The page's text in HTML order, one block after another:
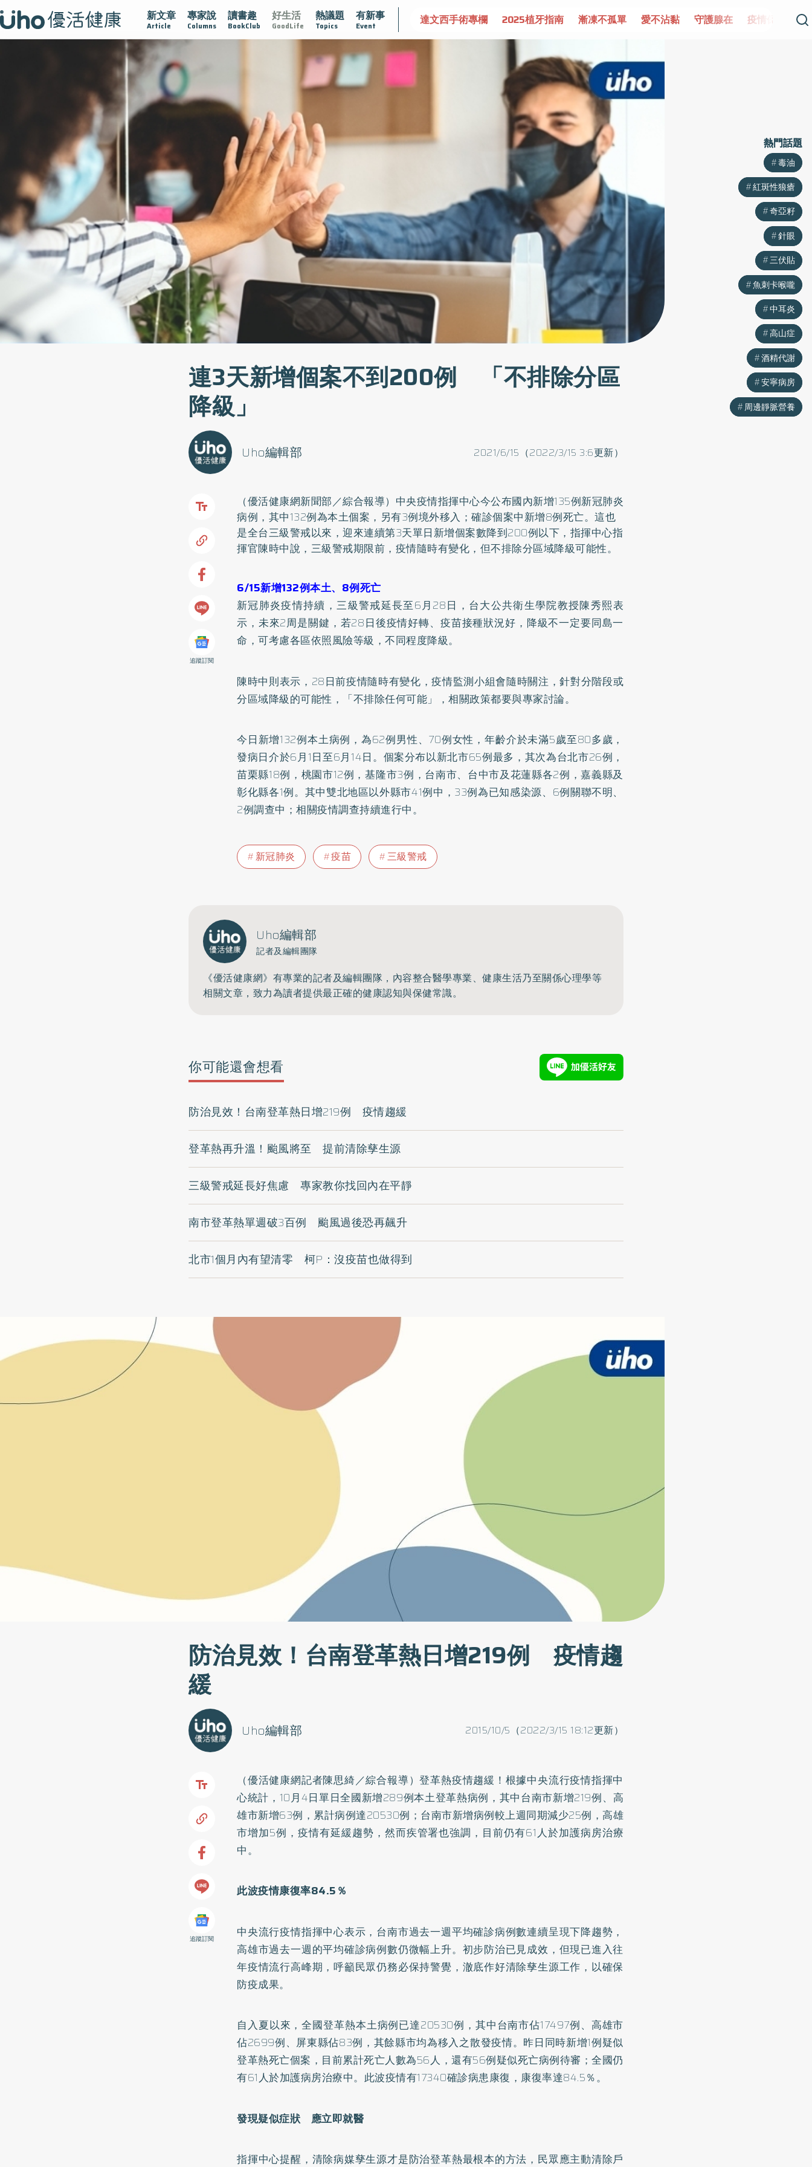
新文章
Article
專家說
Columns
讀書趣
BookClub
好生活
GoodLife
熱議題
Topics
有新事
Event
在 疫情保衛戰 再生醫學 愛的未來視 認識攝護腺肥大 守護骨骼健康 達文西手術專欄 2025植牙指南 漸凍不孤單 愛不沾黏 守護腺在 疫情保衛戰 再生醫學
連3天新增個案不到200例 「不排除分區
降級」
2021/6/15（2022/3/15 3:6更新）
Uho編輯部
追蹤訂閱
（優活健康網新聞部／綜合報導）中央疫情指揮中心今公布國內新增135例新冠肺炎
病例，其中132例為本土個案，另有3例境外移入；確診個案中新增8例死亡。這也
是全台三級警戒以來，迎來連續第3天單日新增個案數降到200例以下，指揮中心指
揮官陳時中說，三級警戒期限前，疫情隨時有變化，但不排除分區域降級可能性。
6/15新增132例本土、8例死亡
新冠肺炎疫情持續，三級警戒延長至6月28日，台大公共衛生學院教授陳秀熙表
示，未來2周是關鍵，若28日後疫情好轉、疫苗接種狀況好，降級不一定要同島一
命，可考慮各區依照風險等級，不同程度降級。
陳時中則表示，28日前疫情隨時有變化，疫情監測小組會隨時關注，針對分階段或
分區域降級的可能性，「不排除任何可能」，相關政策都要與專家討論。
今日新增132例本土病例，為62例男性、70例女性，年齡介於未滿5歲至80多歲，
發病日介於6月1日至6月14日。個案分布以新北市65例最多，其次為台北市26例，
苗栗縣18例，桃園市12例，基隆市3例，台南市、台中市及花蓮縣各2例，嘉義縣及
彰化縣各1例。其中雙北地區以外縣市41例中，33例為已知感染源、6例關聯不明、
2例調查中；相關疫情調查持續進行中。
新冠肺炎 疫苗 三級警戒
Uho編輯部
記者及編輯團隊
《優活健康網》有專業的記者及編輯團隊，內容整合醫學專業、健康生活乃至關係心理學等
相關文章，致力為讀者提供最正確的健康認知與保健常識。
你可能還會想看
防治見效！台南登革熱日增219例 疫情趨緩
登革熱再升溫！颱風將至 提前清除孳生源
三級警戒延長好焦慮 專家教你找回內在平靜
南市登革熱單週破3百例 颱風過後恐再飆升
北市1個月內有望清零 柯P：沒疫苗也做得到
熱門話題
毒油
紅斑性狼瘡
奇亞籽
針眼
三伏貼
魚刺卡喉嚨
中耳炎
高山症
酒精代謝
安寧病房
周邊靜脈營養
防治見效！台南登革熱日增219例 疫情趨
緩
2015/10/5（2022/3/15 18:12更新）
Uho編輯部
追蹤訂閱
（優活健康網記者陳思綺／綜合報導）登革熱疫情趨緩！根據中央流行疫情指揮中
心統計，10月4日單日全國新增289例本土登革熱病例，其中台南市新增219例、高
雄市新增63例，累計病例達20530例；台南市新增病例較上週同期減少25例，高雄
市增加5例，疫情有延緩趨勢，然而疾管署也強調，目前仍有61人於加護病房治療
中。
此波疫情康復率84.5％
中央流行疫情指揮中心表示，台南市過去一週平均確診病例數連續呈現下降趨勢，
高雄市過去一週的平均確診病例數仍微幅上升。初步防治已見成效，但現已進入往
年疫情流行高峰期，呼籲民眾仍務必保持警覺，澈底作好清除孳生源工作，以確保
防疫成果。
自入夏以來，全國登革熱本土病例已達20530例，其中台南市佔17497例、高雄市
佔2699例、屏東縣佔83例，其餘縣市均為移入之散發疫情。昨日同時新增1例疑似
登革熱死亡個案，目前累計死亡人數為56人，還有56例疑似死亡病例待審；全國仍
有61人於加護病房治療中。此波疫情有17340確診病患康復，康復率達84.5％。
發現疑似症狀 應立即就醫
指揮中心提醒，清除病媒孳生源才是防治登革熱最根本的方法，民眾應主動清除戶
熱門話題
毒油
紅斑性狼瘡
奇亞籽
針眼
三伏貼
魚刺卡喉嚨
中耳炎
高山症
酒精代謝
安寧病房
周邊靜脈營養